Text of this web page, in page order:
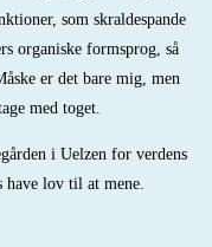
som skraldespande
organiske formsprog, så
er det bare mig, men
med toget.
i Uelzen for verdens
have lov til at mene.